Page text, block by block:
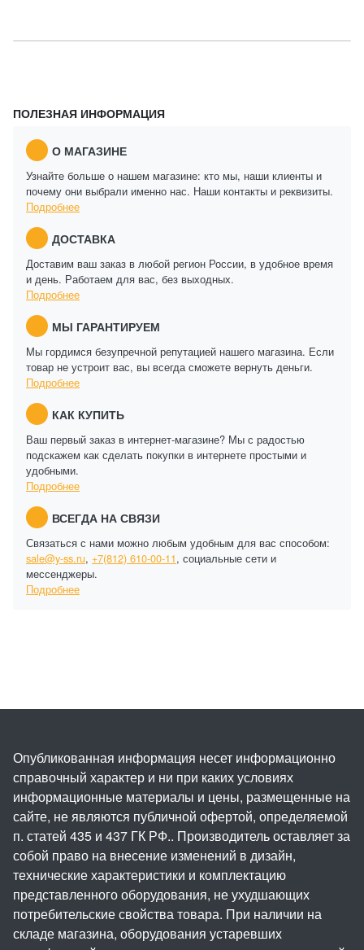
ПОЛЕЗНАЯ ИНФОРМАЦИЯ
О МАГАЗИНЕ
Узнайте больше о нашем магазине: кто мы, наши клиенты и
почему они выбрали именно нас. Наши контакты и реквизиты.
Подробнее
ДОСТАВКА
Доставим ваш заказ в любой регион России, в удобное время
и день. Работаем для вас, без выходных.
Подробнее
МЫ ГАРАНТИРУЕМ
Мы гордимся безупречной репутацией нашего магазина. Если
товар не устроит вас, вы всегда сможете вернуть деньги.
Подробнее
КАК КУПИТЬ
Ваш первый заказ в интернет-магазине? Мы с радостью
подскажем как сделать покупки в интернете простыми и
удобными.
Подробнее
ВСЕГДА НА СВЯЗИ
Связаться с нами можно любым удобным для вас способом:
sale@y-ss.ru, +7(812) 610-00-11, социальные сети и
мессенджеры.
Подробнее
Опубликованная информация несет информационно
справочный характер и ни при каких условиях
информационные материалы и цены, размещенные на
сайте, не являются публичной офертой, определяемой
п. статей 435 и 437 ГК РФ.. Производитель оставляет за
собой право на внесение изменений в дизайн,
технические характеристики и комплектацию
представленного оборудования, не ухудшающих
потребительские свойства товара. При наличии на
складе магазина, оборудования устаревших